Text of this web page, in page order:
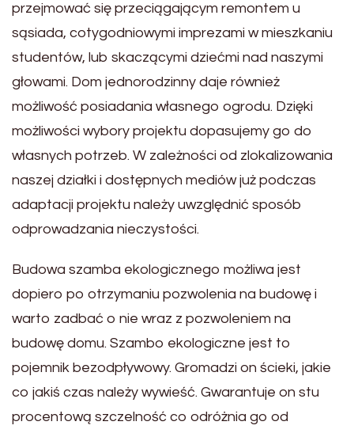
przejmować się przeciągającym remontem u
sąsiada, cotygodniowymi imprezami w mieszkaniu
studentów, lub skaczącymi dziećmi nad naszymi
głowami. Dom jednorodzinny daje również
możliwość posiadania własnego ogrodu. Dzięki
możliwości wybory projektu dopasujemy go do
własnych potrzeb. W zależności od zlokalizowania
naszej działki i dostępnych mediów już podczas
adaptacji projektu należy uwzględnić sposób
odprowadzania nieczystości.
Budowa szamba ekologicznego możliwa jest
dopiero po otrzymaniu pozwolenia na budowę i
warto zadbać o nie wraz z pozwoleniem na
budowę domu. Szambo ekologiczne jest to
pojemnik bezodpływowy. Gromadzi on ścieki, jakie
co jakiś czas należy wywieść. Gwarantuje on stu
procentową szczelność co odróżnia go od